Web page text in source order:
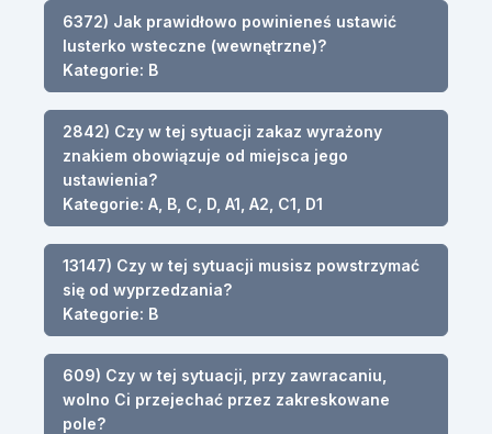
6372) Jak prawidłowo powinieneś ustawić
lusterko wsteczne (wewnętrzne)?
Kategorie: B
2842) Czy w tej sytuacji zakaz wyrażony
znakiem obowiązuje od miejsca jego
ustawienia?
Kategorie: A, B, C, D, A1, A2, C1, D1
13147) Czy w tej sytuacji musisz powstrzymać
się od wyprzedzania?
Kategorie: B
609) Czy w tej sytuacji, przy zawracaniu,
wolno Ci przejechać przez zakreskowane
pole?